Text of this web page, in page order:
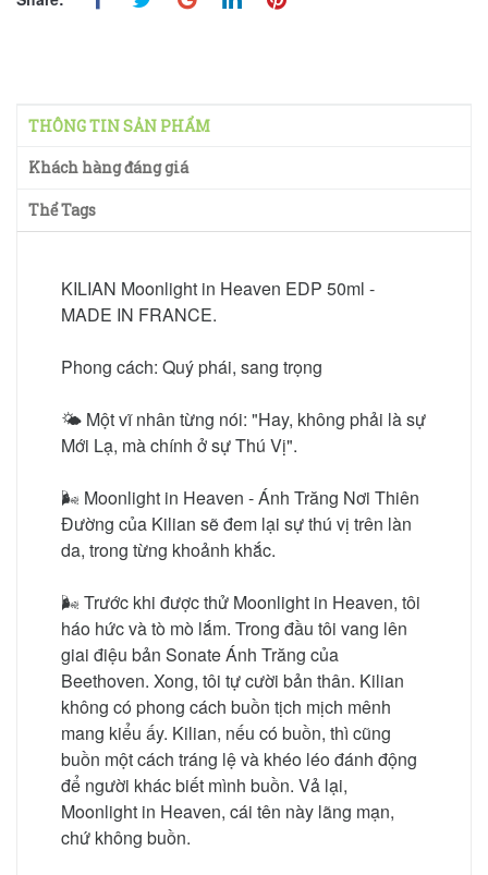
THÔNG TIN SẢN PHẨM
Khách hàng đáng giá
Thể Tags
KILIAN Moonlight in Heaven EDP 50ml -
MADE IN FRANCE.
Phong cách: Quý phái, sang trọng
🌤 Một vĩ nhân từng nói: "Hay, không phải là sự
Mới Lạ, mà chính ở sự Thú Vị".
🌬 Moonlight in Heaven - Ánh Trăng Nơi Thiên
Đường của Kilian sẽ đem lại sự thú vị trên làn
da, trong từng khoảnh khắc.
🌬 Trước khi được thử Moonlight in Heaven, tôi
háo hức và tò mò lắm. Trong đầu tôi vang lên
giai điệu bản Sonate Ánh Trăng của
Beethoven. Xong, tôi tự cười bản thân. Kilian
không có phong cách buồn tịch mịch mênh
mang kiểu ấy. Kilian, nếu có buồn, thì cũng
buồn một cách tráng lệ và khéo léo đánh động
để người khác biết mình buồn. Vả lại,
Moonlight in Heaven, cái tên này lãng mạn,
chứ không buồn.